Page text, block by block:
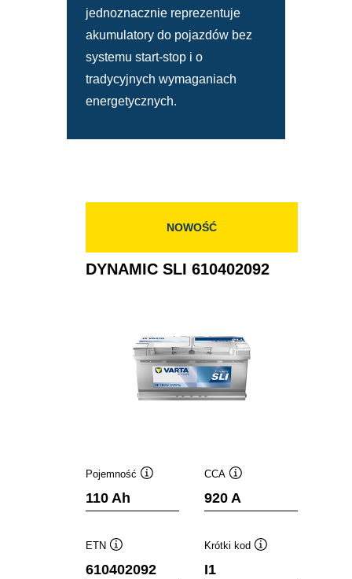
jednoznacznie reprezentuje
akumulatory do pojazdów bez
systemu start-stop i o
tradycyjnych wymaganiach
energetycznych.
NOWOŚĆ
DYNAMIC SLI 610402092
Pojemność
110 Ah
CCA
920 A
ETN
610402092
Krótki kod
I1